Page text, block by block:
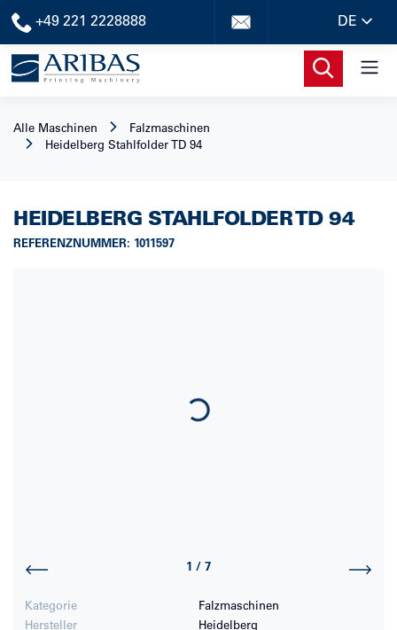
+49 221 2228888 DE
Alle Maschinen
Falzmaschinen
Heidelberg Stahlfolder TD 94
HEIDELBERG STAHLFOLDER TD 94
REFERENZNUMMER: 1011597
Kategorie
Falzmaschinen
Hersteller
Heidelberg
Loading...
1 / 7